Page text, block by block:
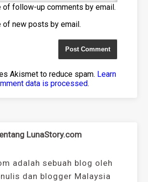
of follow-up comments by email.
of new posts by email.
Akismet to reduce spam. Learn
data is processed.
LunaStory.com
adalah sebuah blog oleh
dan blogger Malaysia